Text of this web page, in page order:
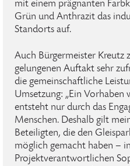
mit einem prägnanten
Grün und Anthrazit das
Standorts auf.
Auch Bürgermeister Kreutz
gelungenen Auftakt sehr
die gemeinschaftliche
Umsetzung: „Ein Vorhaben
entsteht nur durch das
Menschen. Deshalb gilt
Beteiligten, die den
möglich gemacht haben –
Projektverantwortlichen